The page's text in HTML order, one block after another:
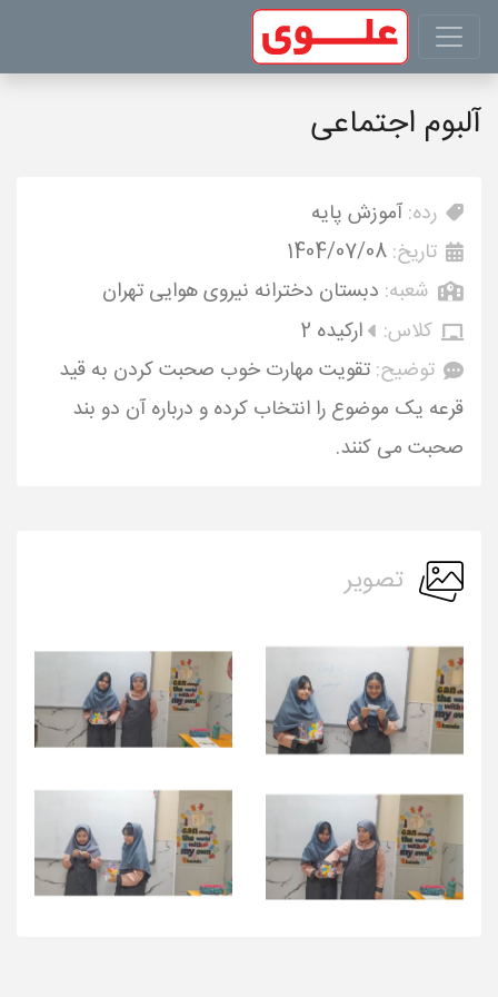
آلبوم اجتماعی
رده: آموزش پایه
تاریخ: 1404/07/08
شعبه: دبستان دخترانه نیروی هوایی تهران
کلاس:
ارکیده 2
توضیح: تقویت مهارت خوب صحبت کردن به قید
قرعه یک موضوع را انتخاب کرده و درباره آن دو بند
صحبت می کنند.
تصویر